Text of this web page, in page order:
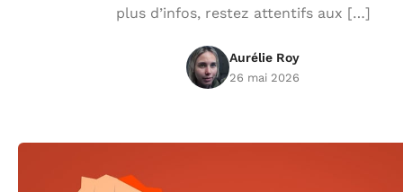
plus d’infos, restez attentifs aux […]
Aurélie Roy
26 mai 2026